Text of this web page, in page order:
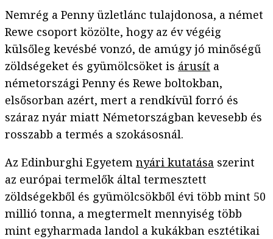
Nemrég a Penny üzletlánc tulajdonosa, a német
Rewe csoport közölte, hogy az év végéig
külsőleg kevésbé vonzó, de amúgy jó minőségű
zöldségeket és gyümölcsöket is árusít a
németországi Penny és Rewe boltokban,
elsősorban azért, mert a rendkívül forró és
száraz nyár miatt Németországban kevesebb és
rosszabb a termés a szokásosnál.
Az Edinburghi Egyetem nyári kutatása szerint
az európai termelők által termesztett
zöldségekből és gyümölcsökből évi több mint 50
millió tonna, a megtermelt mennyiség több
mint egyharmada landol a kukákban esztétikai